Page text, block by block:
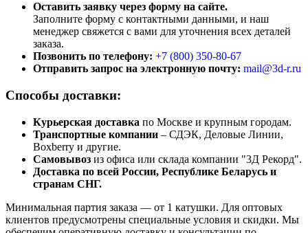
Оставить заявку через форму на сайте.
Заполните форму с контактными данными, и наш
менеджер свяжется с вами для уточнения всех деталей
заказа.
Позвонить по телефону: +7 (800) 350-80-67
Отправить запрос на электронную почту: mail@3d-r.ru
Способы доставки:
Курьерская доставка по Москве и крупным городам.
Транспортные компании – СДЭК, Деловые Линии,
Boxberry и другие.
Самовывоз из офиса или склада компании "3Д Рекорд".
Доставка по всей России, Республике Беларусь и
странам СНГ.
Минимальная партия заказа — от 1 катушки. Для оптовых
клиентов предусмотрены специальные условия и скидки. Мы